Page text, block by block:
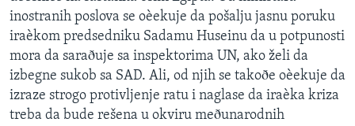
KULTURA
DRUŠTVO
SPORT
INTERVJU
inostranih poslova se oèekuje da pošalju jasnu poruku
iraèkom predsedniku Sadamu Huseinu da u potpunosti
mora da saraðuje sa inspektorima UN, ako želi da
izbegne sukob sa SAD. Ali, od njih se takoðe oèekuje da
izraze strogo protivljenje ratu i naglase da iraèka kriza
treba da bude rešena u okviru meðunarodnih